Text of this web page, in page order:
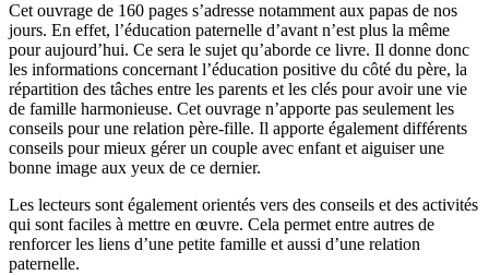
Cet ouvrage de 160 pages s’adresse notamment aux papas de nos
jours. En effet, l’éducation paternelle d’avant n’est plus la même
pour aujourd’hui. Ce sera le sujet qu’aborde ce livre. Il donne donc
les informations concernant l’éducation positive du côté du père, la
répartition des tâches entre les parents et les clés pour avoir une vie
de famille harmonieuse. Cet ouvrage n’apporte pas seulement les
conseils pour une relation père-fille. Il apporte également différents
conseils pour mieux gérer un couple avec enfant et aiguiser une
bonne image aux yeux de ce dernier.
Les lecteurs sont également orientés vers des conseils et des activités
qui sont faciles à mettre en œuvre. Cela permet entre autres de
renforcer les liens d’une petite famille et aussi d’une relation
paternelle.